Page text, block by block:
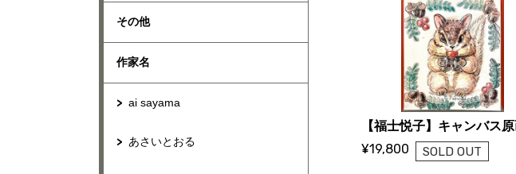
その他
作家名
ai sayama
あさいとおる ¥19,800 SOLD OUT